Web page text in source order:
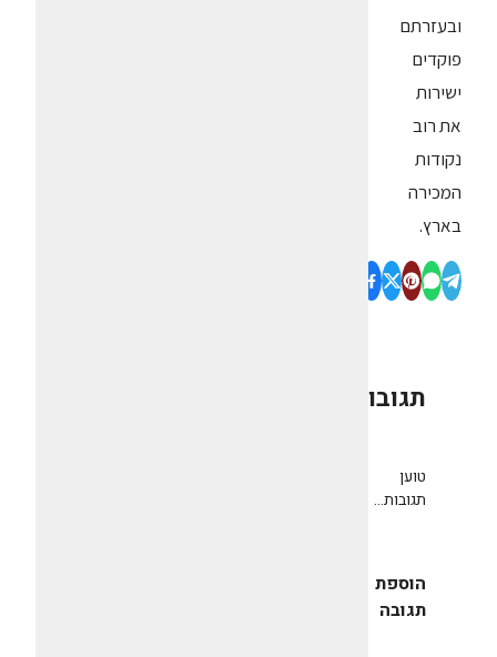
ובעזרתם
פוקדים
ישירות
את רוב
נקודות
המכירה
בארץ.
תגובות
טוען
תגובות...
הוספת
תגובה